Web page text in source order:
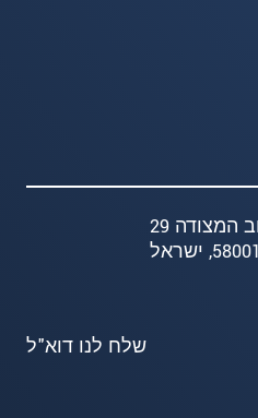
המצודה 29
שלח לנו דוא"ל